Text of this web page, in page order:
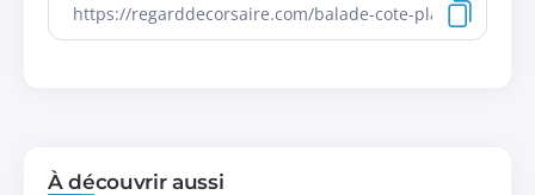
À découvrir aussi